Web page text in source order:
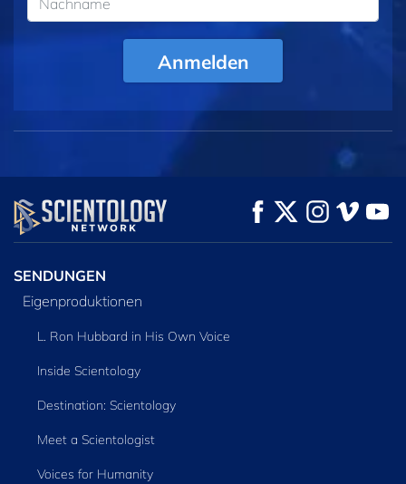
Anmelden
SENDUNGEN
Eigenproduktionen
L. Ron Hubbard in His Own Voice
Inside Scientology
Destination: Scientology
Meet a Scientologist
Voices for Humanity